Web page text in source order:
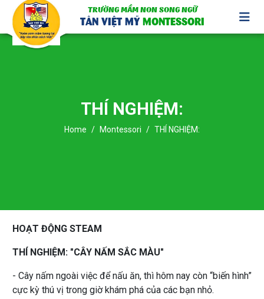
TRƯỜNG MẦM NON SONG NGỮ
TÂN VIỆT MỸ MONTESSORI
THÍ NGHIỆM:
Home Montessori THÍ NGHIỆM:
HOẠT ĐỘNG STEAM
THÍ NGHIỆM: "CÂY NẤM SẮC MÀU"
- Cây nấm ngoài việc để nấu ăn, thì hôm nay còn “biến hình”
cực kỳ thú vị trong giờ khám phá của các bạn nhỏ.